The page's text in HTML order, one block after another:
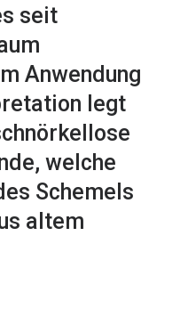
seit
Anwendung
legt
welche
Schemels
altem